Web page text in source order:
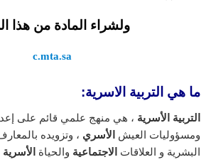
ولشراء المادة من هذا
c.mta.sa
ما هي التربية الاسرية:
التربية الأسرية ، هي منهج علمي قائم على
ومسؤوليات العيش
الأسري ، وتزويده
البشرية و العلاقات
الاجتماعية والحياة الأسرية